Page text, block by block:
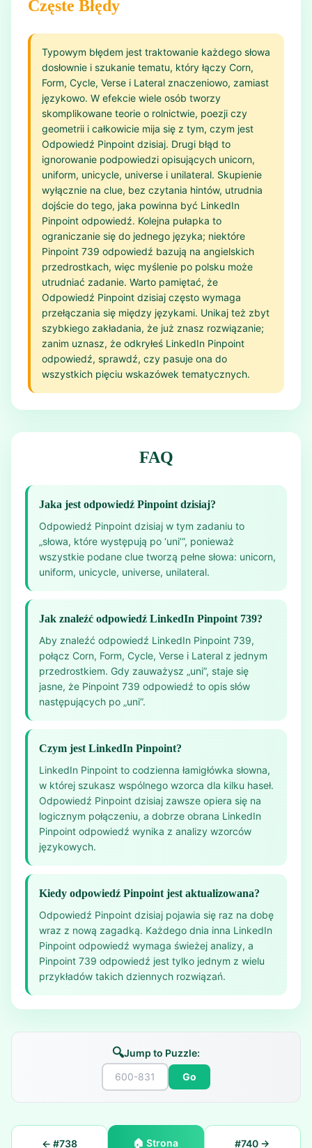
Częste Błędy
Typowym błędem jest traktowanie każdego słowa
dosłownie i szukanie tematu, który łączy Corn,
Form, Cycle, Verse i Lateral znaczeniowo, zamiast
językowo. W efekcie wiele osób tworzy
skomplikowane teorie o rolnictwie, poezji czy
geometrii i całkowicie mija się z tym, czym jest
Odpowiedź Pinpoint dzisiaj. Drugi błąd to
ignorowanie podpowiedzi opisujących unicorn,
uniform, unicycle, universe i unilateral. Skupienie
wyłącznie na clue, bez czytania hintów, utrudnia
dojście do tego, jaka powinna być LinkedIn
Pinpoint odpowiedź. Kolejna pułapka to
ograniczanie się do jednego języka; niektóre
Pinpoint 739 odpowiedź bazują na angielskich
przedrostkach, więc myślenie po polsku może
utrudniać zadanie. Warto pamiętać, że
Odpowiedź Pinpoint dzisiaj często wymaga
przełączania się między językami. Unikaj też zbyt
szybkiego zakładania, że już znasz rozwiązanie;
zanim uznasz, że odkryłeś LinkedIn Pinpoint
odpowiedź, sprawdź, czy pasuje ona do
wszystkich pięciu wskazówek tematycznych.
FAQ
Jaka jest odpowiedź Pinpoint dzisiaj?
Odpowiedź Pinpoint dzisiaj w tym zadaniu to
„słowa, które występują po ‘uni’”, ponieważ
wszystkie podane clue tworzą pełne słowa: unicorn,
uniform, unicycle, universe, unilateral.
Jak znaleźć odpowiedź LinkedIn Pinpoint 739?
Aby znaleźć odpowiedź LinkedIn Pinpoint 739,
połącz Corn, Form, Cycle, Verse i Lateral z jednym
przedrostkiem. Gdy zauważysz „uni”, staje się
jasne, że Pinpoint 739 odpowiedź to opis słów
następujących po „uni”.
Czym jest LinkedIn Pinpoint?
LinkedIn Pinpoint to codzienna łamigłówka słowna,
w której szukasz wspólnego wzorca dla kilku haseł.
Odpowiedź Pinpoint dzisiaj zawsze opiera się na
logicznym połączeniu, a dobrze obrana LinkedIn
Pinpoint odpowiedź wynika z analizy wzorców
językowych.
Kiedy odpowiedź Pinpoint jest aktualizowana?
Odpowiedź Pinpoint dzisiaj pojawia się raz na dobę
wraz z nową zagadką. Każdego dnia inna LinkedIn
Pinpoint odpowiedź wymaga świeżej analizy, a
Pinpoint 739 odpowiedź jest tylko jednym z wielu
przykładów takich dziennych rozwiązań.
🔍Jump to Puzzle:
Go
← #738 🏠Strona
#740 →